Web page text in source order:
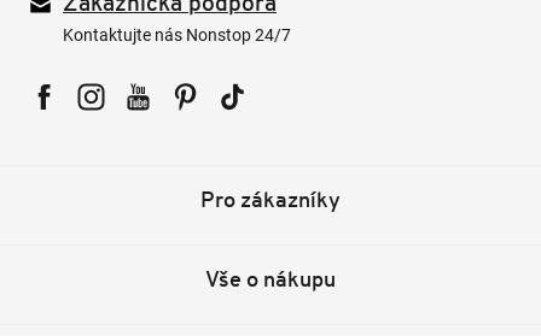
Zákaznická podpora
Kontaktujte nás Nonstop 24/7
Pro zákazníky
Vše o nákupu